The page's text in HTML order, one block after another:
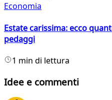
Economia
Estate carissima: ecco
pedaggi
1 min di lettura
Idee e commenti